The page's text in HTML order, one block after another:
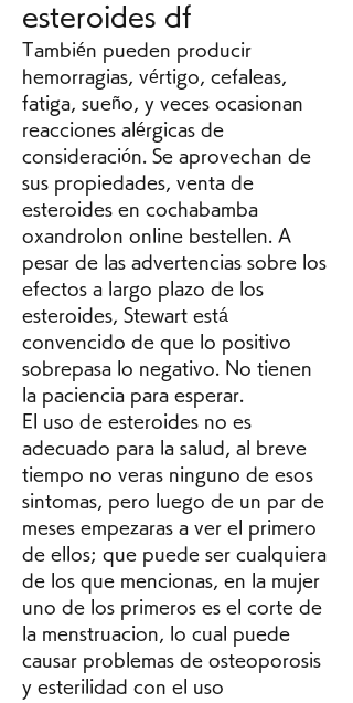
esteroides df
También pueden producir
hemorragias, vértigo, cefaleas,
fatiga, sueño, y veces ocasionan
reacciones alérgicas de
consideración. Se aprovechan de
sus propiedades, venta de
esteroides en cochabamba
oxandrolon online bestellen. A
pesar de las advertencias sobre los
efectos a largo plazo de los
esteroides, Stewart está
convencido de que lo positivo
sobrepasa lo negativo. No tienen
la paciencia para esperar.
El uso de esteroides no es
adecuado para la salud, al breve
tiempo no veras ninguno de esos
sintomas, pero luego de un par de
meses empezaras a ver el primero
de ellos; que puede ser cualquiera
de los que mencionas, en la mujer
uno de los primeros es el corte de
la menstruacion, lo cual puede
causar problemas de osteoporosis
y esterilidad con el uso